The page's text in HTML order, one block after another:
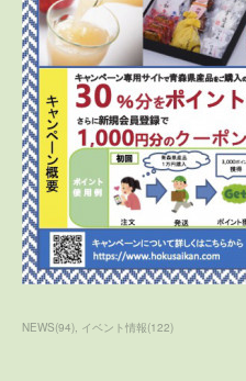
NEWS(94) イベント情報(122)